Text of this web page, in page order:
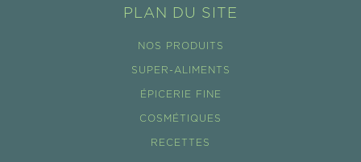
PLAN DU SITE
NOS PRODUITS
SUPER-ALIMENTS
ÉPICERIE FINE
COSMÉTIQUES
RECETTES